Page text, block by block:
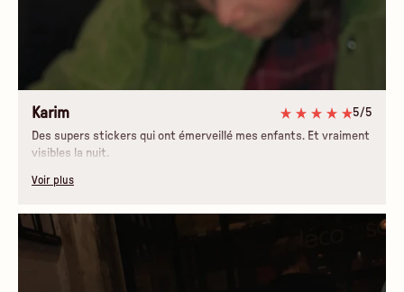
Karim
5/5
Des supers stickers qui ont émerveillé mes enfants. Et vraiment
visibles la nuit.
Voir plus